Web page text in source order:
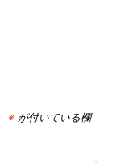
※ が付いている欄